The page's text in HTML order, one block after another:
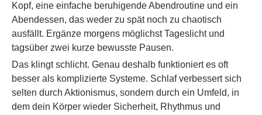
Kopf, eine einfache beruhigende Abendroutine und ein
Abendessen, das weder zu spät noch zu chaotisch
ausfällt. Ergänze morgens möglichst Tageslicht und
tagsüber zwei kurze bewusste Pausen.
Das klingt schlicht. Genau deshalb funktioniert es oft
besser als komplizierte Systeme. Schlaf verbessert sich
selten durch Aktionismus, sondern durch ein Umfeld, in
dem dein Körper wieder Sicherheit, Rhythmus und